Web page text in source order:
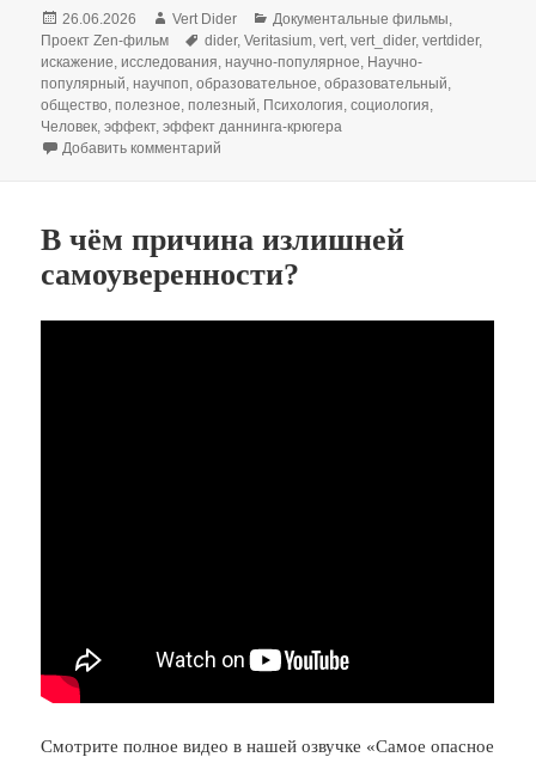
Опубликовано
26.06.2026 Автор
Vert Dider Рубрики
Документальные фильмы,
Проект Zen-фильм
Метки
dider,Veritasium,vert,vert_dider,vertdider,
искажение,исследования,научно-популярное, Научно-
популярный,научпоп,образовательное,образовательный,
общество,полезное,полезный, Психология,социология,
Человек,эффект,эффект даннинга-крюгера
Добавить комментарий
В чём причина излишней
самоуверенности?
Смотрите полное видео в нашей озвучке «Самое опасное